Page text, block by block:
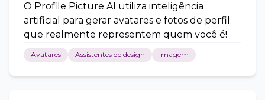
O Profile Picture AI utiliza inteligência
artificial para gerar avatares e fotos de perfil
que realmente representem quem você é!
Avatares Assistentes de design Imagem